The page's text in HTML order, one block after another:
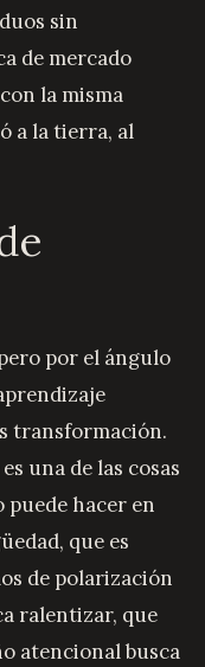
sin
de mercado
la misma
a la tierra, al
por el ángulo
transformación.
una de las cosas
hacer en
que es
de polarización
ralentizar, que
atencional busca